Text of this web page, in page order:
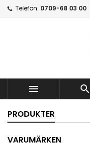
Telefon: 0709-68 03 00
 
PRODUKTER
VARUMÄRKEN